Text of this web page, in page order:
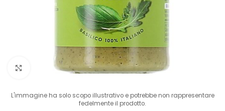
Clicca per ingrandire
L'immagine ha solo scopo illustrativo e potrebbe non rappresentare
fedelmente il prodotto.